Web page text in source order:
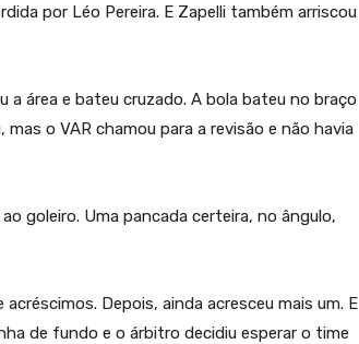
por Léo Pereira. E Zapelli também arriscou
a área e bateu cruzado. A bola bateu no braço
o VAR chamou para a revisão e não havia
goleiro. Uma pancada certeira, no ângulo,
Depois, ainda acresceu mais um. E
de fundo e o árbitro decidiu esperar o time